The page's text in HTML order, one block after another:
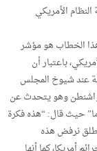
الأمريكي
الخطاب هو مؤشر
باعتبار أن
عند شيوخ المجلس
واشنطن وهو يتحدث عن
حيث قال: “هذه فكرة
نرفض هذه